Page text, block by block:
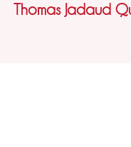
Thomas Jadaud